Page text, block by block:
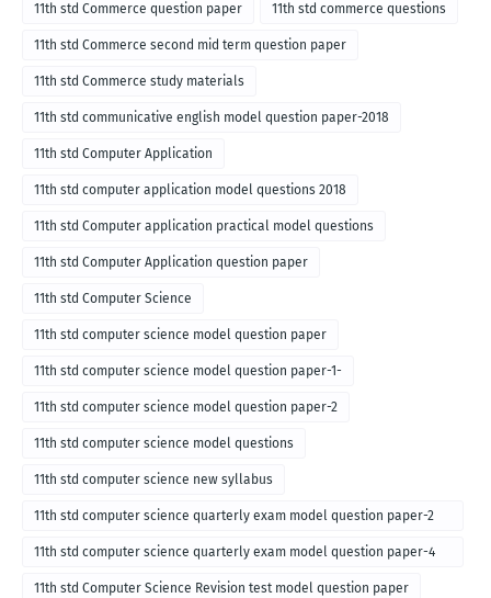
11th std Commerce question paper 11th std commerce questions
11th std Commerce second mid term question paper
11th std Commerce study materials
11th std communicative english model question paper-2018
11th std Computer Application
11th std computer application model questions 2018
11th std Computer application practical model questions
11th std Computer Application question paper
11th std Computer Science
11th std computer science model question paper
11th std computer science model question paper-1-
11th std computer science model question paper-2
11th std computer science model questions
11th std computer science new syllabus
11th std computer science quarterly exam model question paper-2
for english medium-2018
11th std computer science quarterly exam model question paper-4
for English medium-2018
11th std Computer Science Revision test model question paper